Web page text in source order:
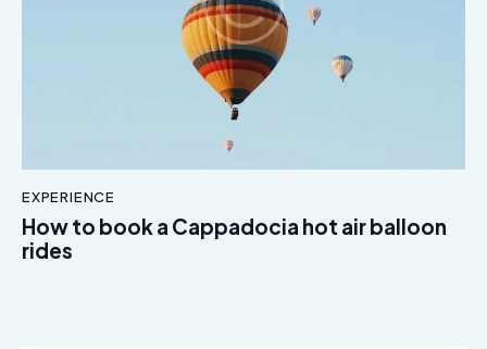
EXPERIENCE
How to book a Cappadocia hot air balloon
rides